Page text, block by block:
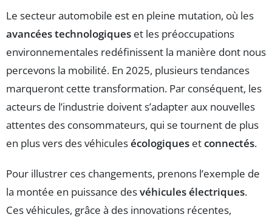
Le secteur automobile est en pleine mutation, où les
avancées technologiques et les préoccupations
environnementales redéfinissent la manière dont nous
percevons la mobilité. En 2025, plusieurs tendances
marqueront cette transformation. Par conséquent, les
acteurs de l’industrie doivent s’adapter aux nouvelles
attentes des consommateurs, qui se tournent de plus
en plus vers des véhiculesécologiques etconnectés.
Pour illustrer ces changements, prenons l’exemple de
la montée en puissance desvéhicules électriques.
Ces véhicules, grâce à des innovations récentes,